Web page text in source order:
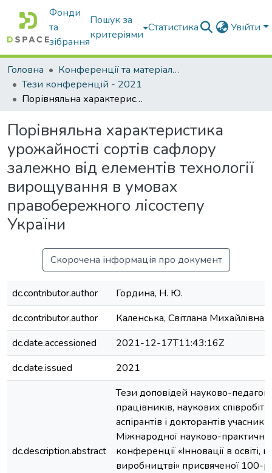
Фонди
та
зібрання
Пошук за
критеріями
Статистика Увійти
Головна
Конференції та матеріали конференцій
Тези конференцій - 2021
Порівняльна характеристика урожайності сортів сафлору залежно від елементів технології вирощування в умовах правобережного лісостепу України
Порівняльна характеристика
урожайності сортів сафлору
залежно від елементів технології
вирощування в умовах
правобережного лісостепу
України
Скорочена інформація про документ
dc.contributor.author
Гордина, Н. Ю.
dc.contributor.author
Каленська, Світлана Михайлівна
dc.date.accessioned
2021-12-17T11:43:16Z
dc.date.issued
2021
dc.description.abstract
Тези доповідей науково-
працівників, наукових
аспірантів і докторантів
Міжнародної науково-
конференції «Інновації в освіті,
виробництві» присвяченої 100-